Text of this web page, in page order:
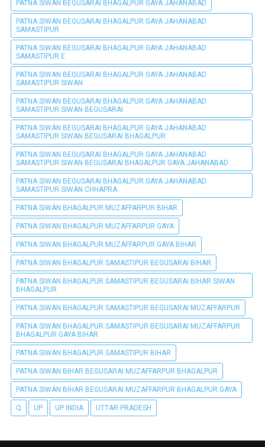
PATNA SIWAN BEGUSARAI BHAGALPUR GAYA JAHANABAD
PATNA SIWAN BEGUSARAI BHAGALPUR GAYA JAHANABAD
SAMASTIPUR
PATNA SIWAN BEGUSARAI BHAGALPUR GAYA JAHANABAD
SAMASTIPUR E
PATNA SIWAN BEGUSARAI BHAGALPUR GAYA JAHANABAD
SAMASTIPUR SIWAN
PATNA SIWAN BEGUSARAI BHAGALPUR GAYA JAHANABAD
SAMASTIPUR SIWAN BEGUSARAI
PATNA SIWAN BEGUSARAI BHAGALPUR GAYA JAHANABAD
SAMASTIPUR SIWAN BEGUSARAI BHAGALPUR
PATNA SIWAN BEGUSARAI BHAGALPUR GAYA JAHANABAD
SAMASTIPUR SIWAN BEGUSARAI BHAGALPUR GAYA JAHANABAD
PATNA SIWAN BEGUSARAI BHAGALPUR GAYA JAHANABAD
SAMASTIPUR SIWAN CHHAPRA
PATNA SIWAN BHAGALPUR MUZAFFARPUR BIHAR
PATNA SIWAN BHAGALPUR MUZAFFARPUR GAYA
PATNA SIWAN BHAGALPUR MUZAFFARPUR GAYA BIHAR
PATNA SIWAN BHAGALPUR SAMASTIPUR BEGUSARAI BIHAR
PATNA SIWAN BHAGALPUR SAMASTIPUR BEGUSARAI BIHAR SIWAN
BHAGALPUR
PATNA SIWAN BHAGALPUR SAMASTIPUR BEGUSARAI MUZAFFARPUR
PATNA SIWAN BHAGALPUR SAMASTIPUR BEGUSARAI MUZAFFARPUR
BHAGALPUR GAYA BIHAR
PATNA SIWAN BHAGALPUR SAMASTIPUR BIHAR
PATNA SIWAN BIHAR BEGUSARAI MUZAFFARPUR BHAGALPUR
PATNA SIWAN BIHAR BEGUSARAI MUZAFFARPUR BHAGALPUR GAYA
Q UP UP INDIA UTTAR PRADESH